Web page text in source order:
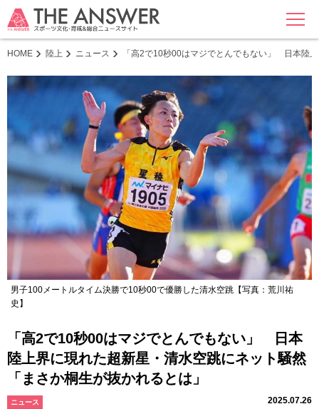
MENU
HOME 陸上 ニュース 「高2で10秒00はマジでとんでもない」 日本陸
男子100メートルタイム決勝で10秒00で優勝した清水空跳【写真：荒川祐
史】
「高2で10秒00はマジでとんでもない」 日本
陸上界に現れた超新星・清水空跳にネット騒然
「まさか桐生が抜かれるとは」
ニュース 2025.07.26